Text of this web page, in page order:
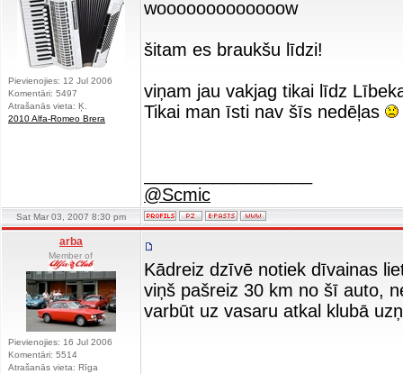
Pievienojies: 12 Jul 2006
Komentāri: 5497
Atrašanās vieta: Ķ.
2010 Alfa-Romeo Brera
wooooooooooooow
šitam es braukšu līdzi!
viņam jau vakjag tikai līdz
Tikai man īsti nav šīs nedēļas
@Scmic
Sat Mar 03, 2007 8:30 pm
arba
Member of
Pievienojies: 16 Jul 2006
Komentāri: 5514
Atrašanās vieta: Rīga
Kādreiz dzīvē notiek dīvainas
viņš pašreiz 30 km no šī auto,
varbūt uz vasaru atkal klubā